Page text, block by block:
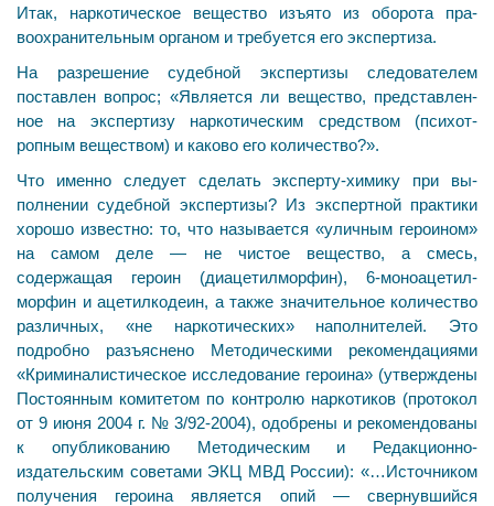
Итак, наркотическое вещество изъято из оборота пра­
воохранительным органом и требуется его экспертиза.
На разрешение судебной экспертизы следователем
поставлен вопрос; «Является ли вещество, представлен­
ное на экспертизу наркотическим средством (психот­
ропным веществом) и каково его количество?».
Что именно следует сделать эксперту-химику при вы­
полнении судебной экспертизы? Из экспертной практи­ки
хорошо известно: то, что называется «уличным ге­роином»
на самом деле — не чистое вещество, а смесь,
содержащая героин (диацетилморфин), 6-моноацетил-
морфин и ацетилкодеин, а также значительное количе­ство
различных, «не наркотических» наполнителей. Это
подробно разъяснено Методическими рекомендациями
«Криминалистическое исследование героина» (утвер­ждены
Постоянным комитетом по контролю наркотиков (протокол
от 9 июня 2004 г. № 3/92-2004), одобрены и ре­комендованы
к опубликованию Методическим и Редакционно-
издательским советами ЭКЦ МВД России): «…Источником
получения героина является опий — свернувшийся